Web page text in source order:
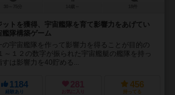
ットを獲得、宇宙艦隊を育て影響力をあげてい
艦隊構築ゲーム
の宇宙艦隊を作って影響力を得ることが目的の
～１２の数字が振られた宇宙艦艇の艦隊を持っ
は影響力を40貯める...
1184
経験あり
281
お気に入り
456
持ってる